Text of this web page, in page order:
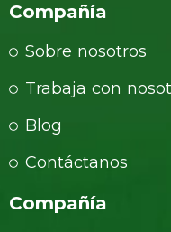
Compañía
Sobre nosotros
Trabaja con
Blog
Contáctanos
Compañía